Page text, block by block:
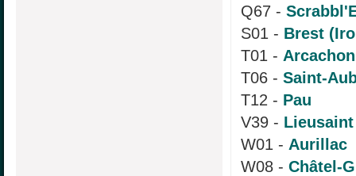
Q67 -
S01 - Brest
T01 - Arcachon
T06 - Saint-
T12 - Pau
V39 - Lieusaint
W01 - Aurillac
W08 - Châtel-